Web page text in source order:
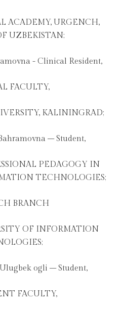
ACADEMY, URGENCH,
UZBEKISTAN;
- Clinical Resident,
FACULTY,
KALININGRAD;
– Student,
PEDAGOGY IN
TECHNOLOGIES;
BRANCH
OF INFORMATION
ogli – Student,
FACULTY,